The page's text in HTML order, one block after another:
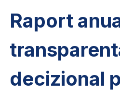
Raport
decizional